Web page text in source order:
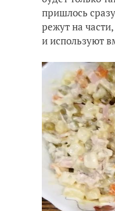
пришлось
режут на
и используют